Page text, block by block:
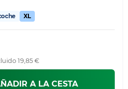
XL
19,85 €
A LA CESTA